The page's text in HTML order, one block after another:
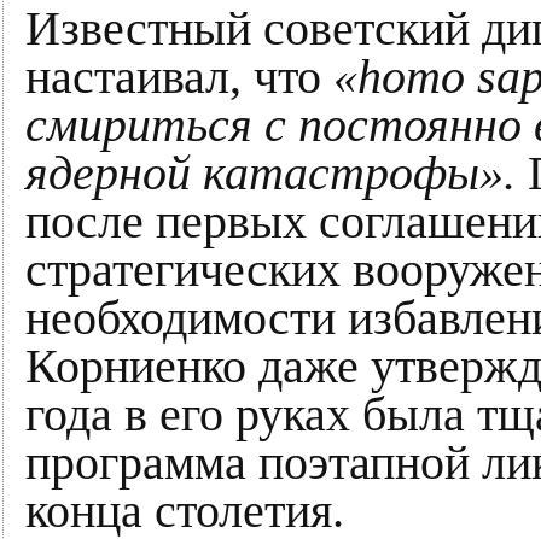
Известный советский
настаивал, что «homo
смириться с постоянно
ядерной катастрофы».
после первых
стратегических
необходимости
Корниенко даже
года в его руках была
программа поэтапной
конца столетия.